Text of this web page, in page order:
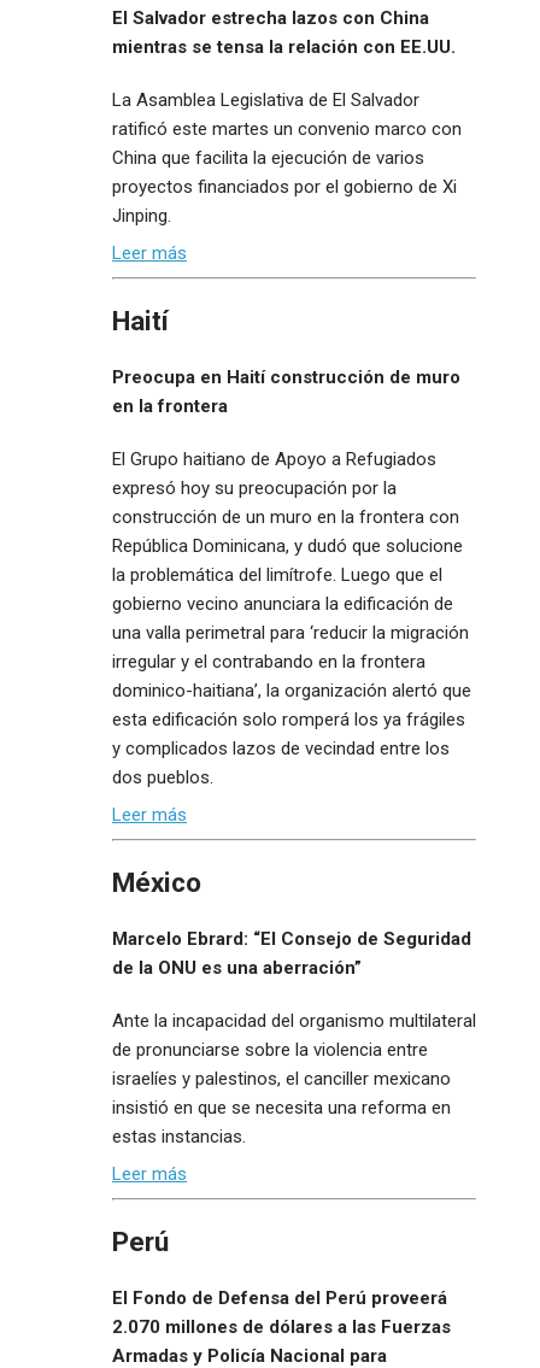
El Salvador estrecha lazos con China
mientras se tensa la relación con EE.UU.
La Asamblea Legislativa de El Salvador
ratificó este martes un convenio marco con
China que facilita la ejecución de varios
proyectos financiados por el gobierno de Xi
Jinping.
Leer más
Haití
Preocupa en Haití construcción de muro
en la frontera
El Grupo haitiano de Apoyo a Refugiados
expresó hoy su preocupación por la
construcción de un muro en la frontera con
República Dominicana, y dudó que solucione
la problemática del limítrofe. Luego que el
gobierno vecino anunciara la edificación de
una valla perimetral para ‘reducir la migración
irregular y el contrabando en la frontera
dominico-haitiana’, la organización alertó que
esta edificación solo romperá los ya frágiles
y complicados lazos de vecindad entre los
dos pueblos.
Leer más
México
Marcelo Ebrard: “El Consejo de Seguridad
de la ONU es una aberración”
Ante la incapacidad del organismo multilateral
de pronunciarse sobre la violencia entre
israelíes y palestinos, el canciller mexicano
insistió en que se necesita una reforma en
estas instancias.
Leer más
Perú
El Fondo de Defensa del Perú proveerá
2.070 millones de dólares a las Fuerzas
Armadas y Policía Nacional para